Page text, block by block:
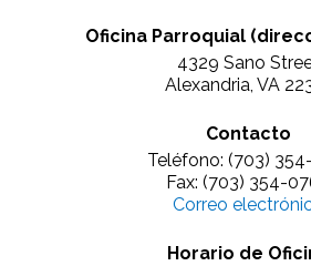
Oficina Parroquial
4329 Sano
Alexandria, VA
Contacto
Teléfono: (703)
Fax: (703) 354-
Correo
Horario de